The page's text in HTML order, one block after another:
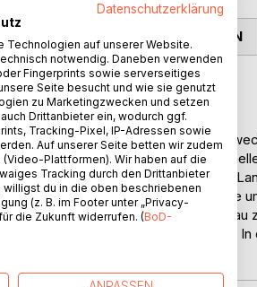
Hallertau
Menschen
Heimatroman widmet sich der
des Hopfenanbaus und den
Problem der Wirtschaftlichkeit des
der Brandner-Bäuerin und die Suche
Schicksal stellt ihnen eine junge
ihr und dem Sohn des Hofes.
AUTOR/IN PRESSESTIMMEN
Datenschutzerklärung
Technologien auf unserer Website.
notwendig. Daneben verwenden
Fingerprints sowie serverseitiges
Seite besucht und wie sie genutzt
zu Marketingzwecken und setzen
Drittanbieter ein, wodurch ggf.
Tracking-Pixel, IP-Adressen sowie
Auf unserer Seite betten wir zudem
Plattformen). Wir haben auf die
Tracking durch den Drittanbieter
du in die oben beschriebenen
(z. B. im Footer unter „Privacy-
die Zukunft widerrufen. (BoD-